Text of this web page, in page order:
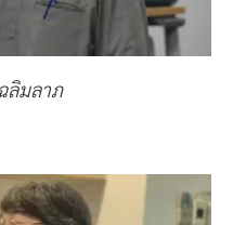
ลิมลาภ